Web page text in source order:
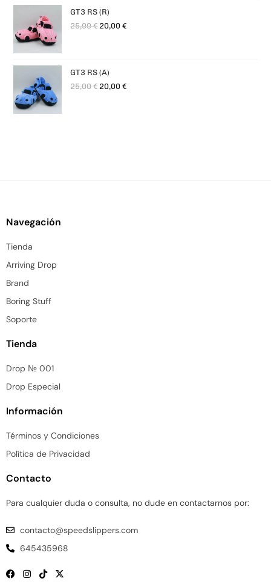
GT3 RS (R)
25,00€ 20,00€
GT3 RS (A)
25,00€ 20,00€
Navegación
Tienda
Arriving Drop
Brand
Boring Stuff
Soporte
Tienda
Drop № 001
Drop Especial
Información
Términos y Condiciones
Política de Privacidad
Contacto
Para cualquier duda o consulta, no dude en contactarnos por:
contacto@speedslippers.com
645435968